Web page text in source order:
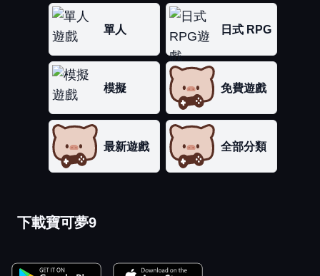
單人 日式 RPG
模擬 免費遊戲
最新遊戲 全部分類
下載寶可夢9